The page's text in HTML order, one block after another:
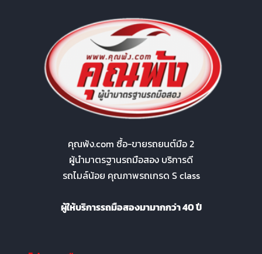
คุณพ้ง.com ซื้อ-ขายรถยนต์มือ 2
ผู้นำมาตรฐานรถมือสอง บริการดี
รถไมล์น้อย คุณภาพรถเกรด S class
ผู้ให้บริการรถมือสองมามากกว่า 40 ปี